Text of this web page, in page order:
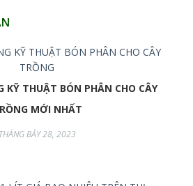
KỸ THUẬT BÓN PHÂN CHO CÂY
MỚI NHẤT
THÁNG BẢY 28, 2023